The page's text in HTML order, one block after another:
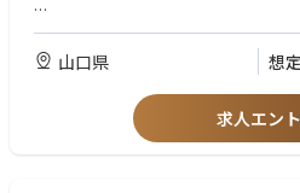
◆歓迎
・金属加工（製缶）、プレス、切削の
・プラント関係のお仕事に携わった経
・マネジメント経験
山口県 想
求人エン